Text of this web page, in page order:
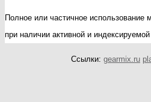
Полное или частичное использование
при наличии активной и
Ссылки: gearmix.ru